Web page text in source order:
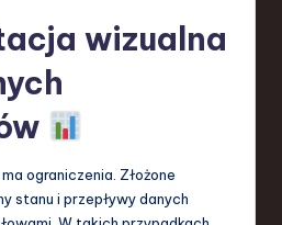
wizualna
ograniczenia. Złożone
stanu i przepływy danych